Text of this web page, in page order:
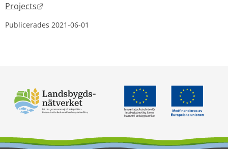
Projects
Publicerades 2021-06-01